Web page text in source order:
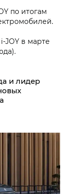
по итогам
в марте
и лидер